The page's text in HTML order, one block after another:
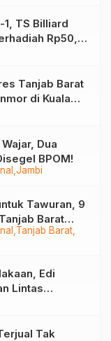
TS Billiard
Rp50,8
Tanjab Barat
di Kuala
Jambi
Dua
BPOM!
Tanjab Barat
Tawuran, 9
Barat
Edi
Lintas
Tak